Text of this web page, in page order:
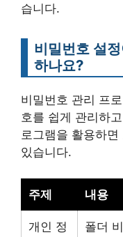
습니다.
비밀번호 설
하나요?
비밀번호 관리 프
호를 쉽게 관리하
로그램을 활용하
있습니다.
주제 내용
개인 정
폴더